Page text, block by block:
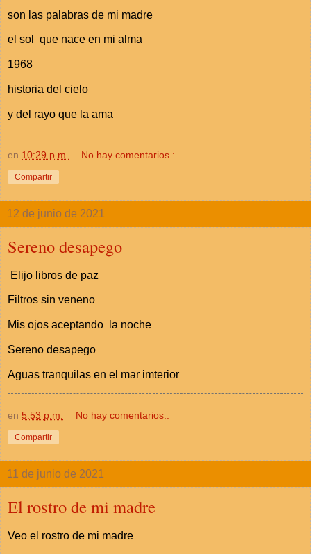
son las palabras de mi madre
el sol que nace en mi alma
1968
historia del cielo
y del rayo que la ama
en 10:29 p.m. No hay comentarios.:
Compartir
12 de junio de 2021
Sereno desapego
Elijo libros de paz
Filtros sin veneno
Mis ojos aceptando la noche
Sereno desapego
Aguas tranquilas en el mar imterior
en 5:53 p.m. No hay comentarios.:
Compartir
11 de junio de 2021
El rostro de mi madre
Veo el rostro de mi madre